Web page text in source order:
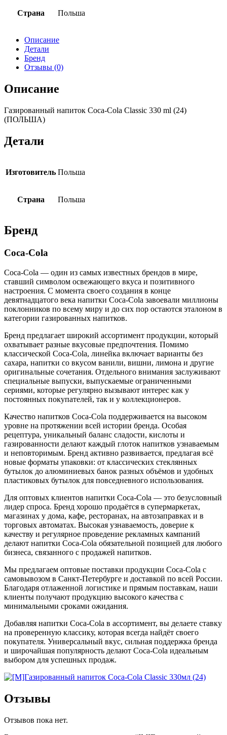
Страна Польша
Описание
Детали
Бренд
Отзывы (0)
Описание
Газированный напиток Coca-Cola Classic 330 ml (24)
(ПОЛЬША)
Детали
Изготовитель Польша
Страна Польша
Бренд
Coca-Cola
Coca-Cola — один из самых известных брендов в мире,
ставший символом освежающего вкуса и позитивного
настроения. С момента своего создания в конце
девятнадцатого века напитки Coca-Cola завоевали миллионы
поклонников по всему миру и до сих пор остаются эталоном в
категории газированных напитков.
Бренд предлагает широкий ассортимент продукции, который
охватывает разные вкусовые предпочтения. Помимо
классической Coca-Cola, линейка включает варианты без
сахара, напитки со вкусом ванили, вишни, лимона и другие
оригинальные сочетания. Отдельного внимания заслуживают
специальные выпуски, выпускаемые ограниченными
сериями, которые регулярно вызывают интерес как у
постоянных покупателей, так и у коллекционеров.
Качество напитков Coca-Cola поддерживается на высоком
уровне на протяжении всей истории бренда. Особая
рецептура, уникальный баланс сладости, кислоты и
газированности делают каждый глоток напитков узнаваемым
и неповторимым. Бренд активно развивается, предлагая всё
новые форматы упаковки: от классических стеклянных
бутылок до алюминиевых банок разных объёмов и удобных
пластиковых бутылок для повседневного использования.
Для оптовых клиентов напитки Coca-Cola — это безусловный
лидер спроса. Бренд хорошо продаётся в супермаркетах,
магазинах у дома, кафе, ресторанах, на автозаправках и в
торговых автоматах. Высокая узнаваемость, доверие к
качеству и регулярное проведение рекламных кампаний
делают напитки Coca-Cola обязательной позицией для любого
бизнеса, связанного с продажей напитков.
Мы предлагаем оптовые поставки продукции Coca-Cola с
самовывозом в Санкт-Петербурге и доставкой по всей России.
Благодаря отлаженной логистике и прямым поставкам, наши
клиенты получают продукцию высокого качества с
минимальными сроками ожидания.
Добавляя напитки Coca-Cola в ассортимент, вы делаете ставку
на проверенную классику, которая всегда найдёт своего
покупателя. Универсальный вкус, сильная поддержка бренда
и широчайшая популярность делают Coca-Cola идеальным
выбором для успешных продаж.
Отзывы
Отзывов пока нет.